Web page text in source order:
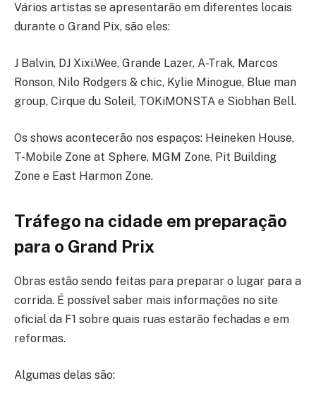
Vários artistas se apresentarão em diferentes locais
durante o Grand Pix, são eles:
J Balvin, DJ Xixi.Wee, Grande Lazer, A-Trak, Marcos
Ronson, Nilo Rodgers & chic, Kylie Minogue, Blue man
group, Cirque du Soleil, TOKiMONSTA e Siobhan Bell.
Os shows acontecerão nos espaços: Heineken House,
T-Mobile Zone at Sphere, MGM Zone, Pit Building
Zone e East Harmon Zone.
Tráfego na cidade em preparação
para o Grand Prix
Obras estão sendo feitas para preparar o lugar para a
corrida. É possível saber mais informações no site
oficial da F1 sobre quais ruas estarão fechadas e em
reformas.
Algumas delas são: